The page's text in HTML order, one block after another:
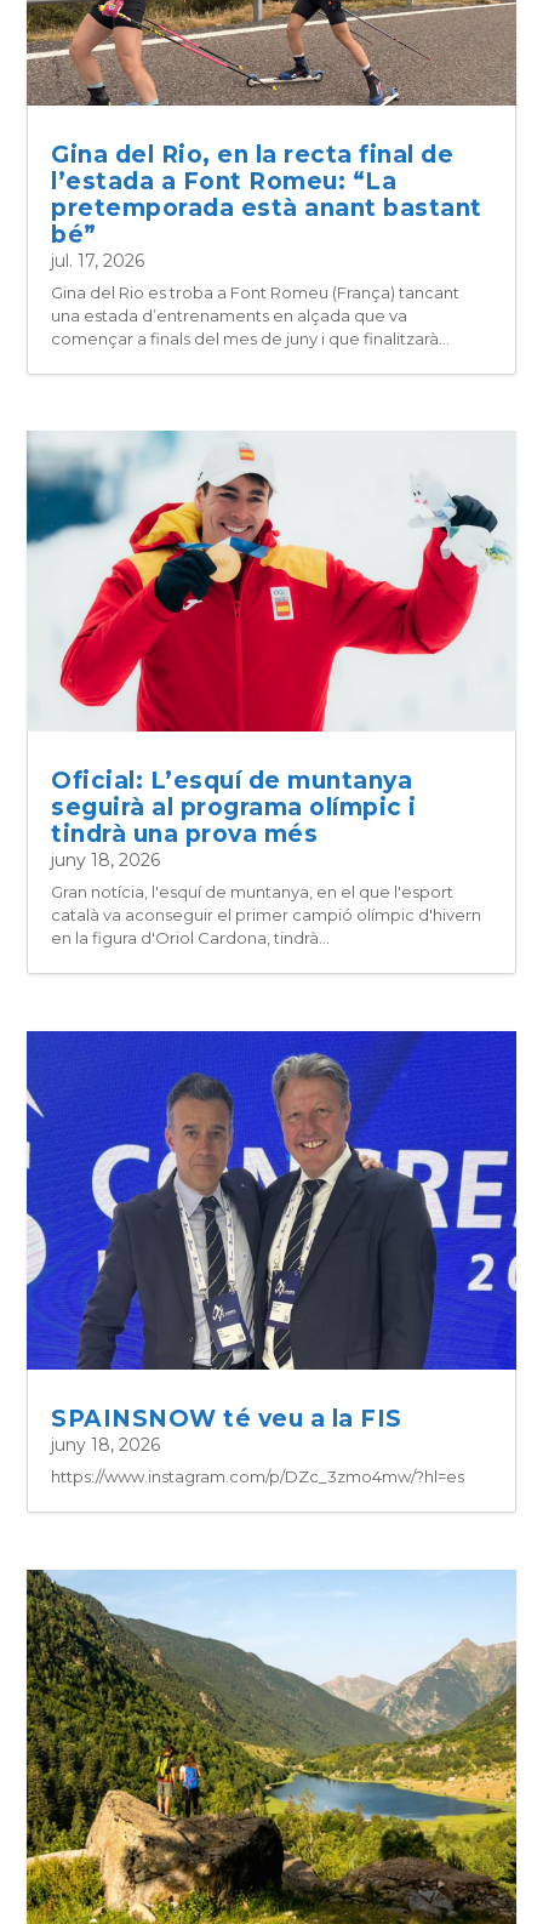
Gina del Rio, en la recta final de
l’estada a Font Romeu: “La
pretemporada està anant bastant
bé”
jul. 17, 2026
Gina del Rio es troba a Font Romeu (França) tancant
una estada d’entrenaments en alçada que va
començar a finals del mes de juny i que finalitzarà...
Oficial: L’esquí de muntanya
seguirà al programa olímpic i
tindrà una prova més
juny 18, 2026
Gran notícia, l'esquí de muntanya, en el que l'esport
català va aconseguir el primer campió olímpic d'hivern
en la figura d'Oriol Cardona, tindrà...
SPAINSNOW té veu a la FIS
juny 18, 2026
https://www.instagram.com/p/DZc_3zmo4mw/?hl=es